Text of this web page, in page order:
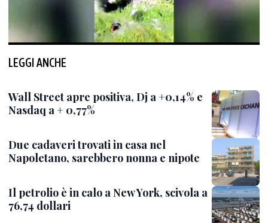
LEGGI ANCHE
Wall Street apre positiva, Dj a +0,14% e
Nasdaq a + 0,77%
Due cadaveri trovati in casa nel
Napoletano, sarebbero nonna e nipote
Il petrolio è in calo a New York, scivola a
76,74 dollari